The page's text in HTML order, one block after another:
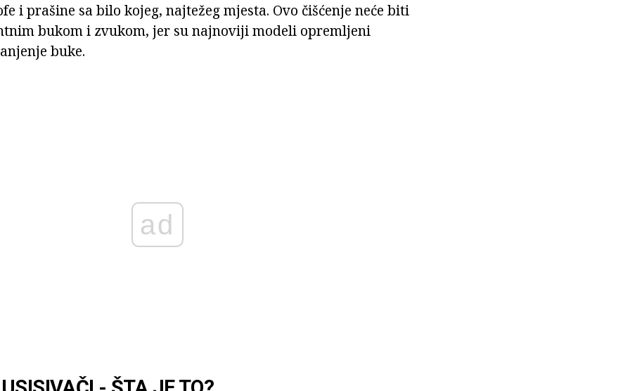
i prašine sa bilo kojeg, najtežeg mjesta. Ovo čišćenje neće biti
bukom i zvukom, jer su najnoviji modeli opremljeni
buke.
ad